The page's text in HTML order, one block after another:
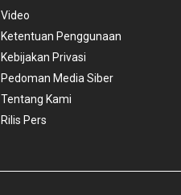
Video
Ketentuan Penggunaan
Kebijakan Privasi
Pedoman Media Siber
Tentang Kami
Rilis Pers